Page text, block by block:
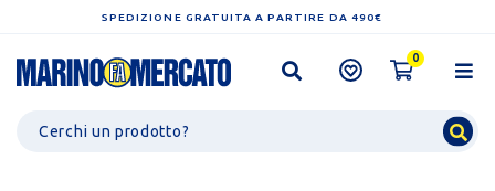
SPEDIZIONE GRATUITA A PARTIRE DA 490€
0